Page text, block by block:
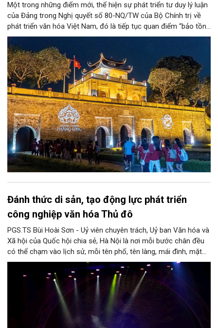
Một trong những điểm mới, thể hiện sự phát triển tư duy lý luận
của Đảng trong Nghị quyết số 80-NQ/TW của Bộ Chính trị về
phát triển văn hóa Việt Nam, đó là tiếp tục quan điểm “bảo tồn
và phát huy giá trị di sản văn hóa gắn kết với phát triển kinh tế -
xã hội và du lịch”; đồng thời, nâng lên một tầm cao mới: “phát
triển kinh tế di sản”.
Đánh thức di sản, tạo động lực phát triển
công nghiệp văn hóa Thủ đô
PGS.TS Bùi Hoài Sơn - Uỷ viên chuyên trách, Uỷ ban Văn hóa và
Xã hội của Quốc hội chia sẻ, Hà Nội là nơi mỗi bước chân đều
có thể chạm vào lịch sử, mỗi tên phố, tên làng, mái đình, mặt
hồ, nếp nhà, câu hát, món ăn, làn điệu, nghề thủ công đều có
thể kể một câu chuyện về chiều sâu văn hiến của dân tộc.
Nhưng trong kỷ nguyên mới, câu hỏi đặt ra không chỉ Hà Nội có
bao nhiêu di sản, bao nhiêu văn nghệ sĩ, trí thức, không gian ký
ức, mà là làm thế nào để những giá trị ấy trở thành nguồn lực
phát triển, thành sức mạnh mềm, thành động lực sáng tạo,